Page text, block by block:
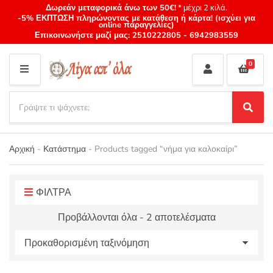
Δωρεάν μεταφορικά άνω των 50€!* μέχρι 2 κιλά.
-5% ΕΚΠΤΩΣΗ πληρώνοντας με κατάθεση ή κάρτα! (ισχύει για
online παραγγελίες)
Επικοινωνήστε μαζί μας: 2510222805 - 6942983559
M
E
N
U
Category
name
a
r
c
h
S
e
a
c
0
Αρχική - Κατάστημα - Products tagged “νήμα για καλοκαίρι”
ΦΙΛΤΡΑ
Προβάλλονται όλα - 2 αποτελέσματα